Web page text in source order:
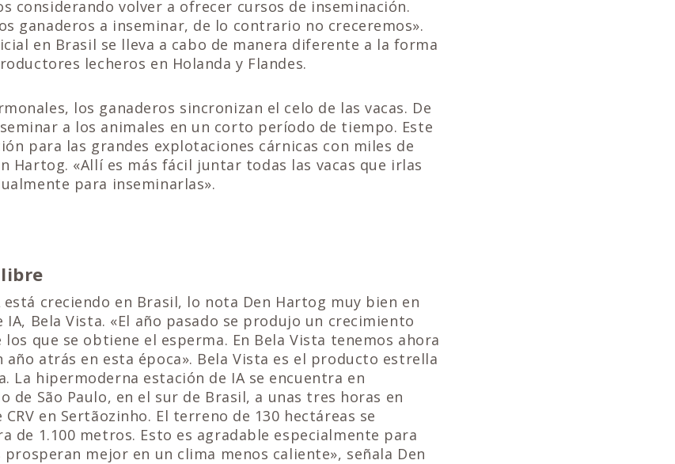
considerando volver a ofrecer cursos de inseminación.
ganaderos a inseminar, de lo contrario no creceremos».
en Brasil se lleva a cabo de manera diferente a la forma
lecheros en Holanda y Flandes.
los ganaderos sincronizan el celo de las vacas. De
a los animales en un corto período de tiempo. Este
para las grandes explotaciones cárnicas con miles de
Hartog. «Allí es más fácil juntar todas las vacas que irlas
para inseminarlas».
está creciendo en Brasil, lo nota Den Hartog muy bien en
Bela Vista. «El año pasado se produjo un crecimiento
que se obtiene el esperma. En Bela Vista tenemos ahora
año atrás en esta época». Bela Vista es el producto estrella
La hipermoderna estación de IA se encuentra en
de São Paulo, en el sur de Brasil, a unas tres horas en
en Sertãozinho. El terreno de 130 hectáreas se
de 1.100 metros. Esto es agradable especialmente para
mejor en un clima menos caliente», señala Den